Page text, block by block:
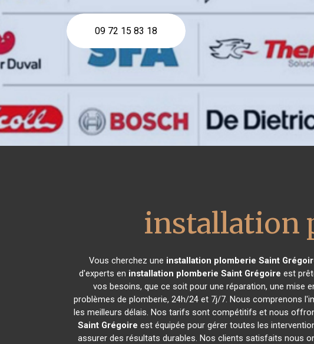
09 72 15 83 18
installation
Vous cherchez une installation plomberie Saint
d'experts en installation plomberie Saint Grégoire est
vos besoins, que ce soit pour une réparation, une mise
problèmes de plomberie, 24h/24 et 7j/7. Nous comprenons
les meilleurs délais. Nos tarifs sont compétitifs et nous
Saint Grégoire est équipée pour gérer toutes les
assurer des résultats durables. Nos clients satisfaits nous